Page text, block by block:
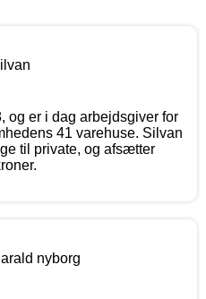
og er i dag arbejdsgiver for
41 varehuse. Silvan
til private, og afsætter